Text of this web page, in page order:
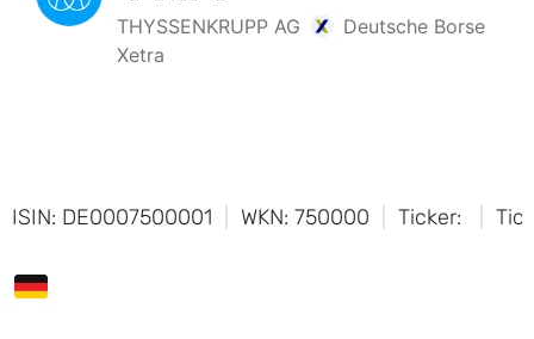
ISIN: DE0007500001 WKN: 750000 Ticker: